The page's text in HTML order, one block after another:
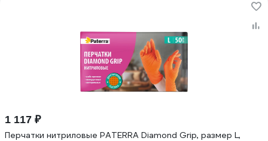
1 117 ₽
Перчатки нитриловые PATERRA Diamond Grip, размер L,